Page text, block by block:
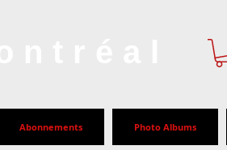
Abonnements Photo Albums